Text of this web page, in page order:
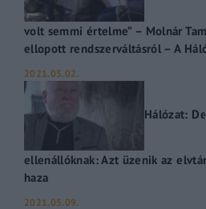
volt semmi értelme” – Molnár
ellopott rendszerváltásról – A
2021.05.02.
Hálózat:
ellenállóknak: Azt üzenik az
haza
2021.05.09.